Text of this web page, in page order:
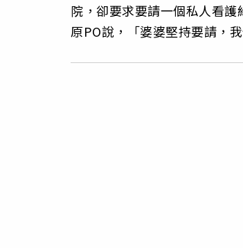
院，卻要求要請一個私人看
原PO說，「婆婆堅持要請，